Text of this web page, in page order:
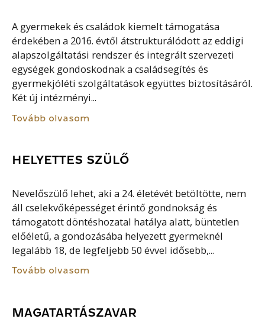
A gyermekek és családok kiemelt támogatása
érdekében a 2016. évtől átstrukturálódott az eddigi
alapszolgáltatási rendszer és integrált szervezeti
egységek gondoskodnak a családsegítés és
gyermekjóléti szolgáltatások együttes biztosításáról.
Két új intézményi...
Tovább olvasom
HELYETTES SZÜLŐ
Nevelőszülő lehet, aki a 24. életévét betöltötte, nem
áll cselekvőképességet érintő gondnokság és
támogatott döntéshozatal hatálya alatt, büntetlen
előéletű, a gondozásába helyezett gyermeknél
legalább 18, de legfeljebb 50 évvel idősebb,...
Tovább olvasom
MAGATARTÁSZAVAR